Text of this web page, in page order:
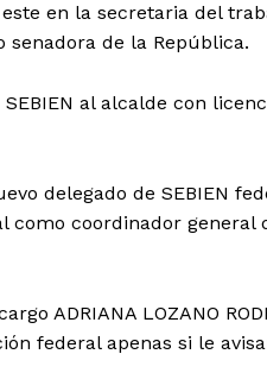
en la secretaria del
senadora de la República.
al alcalde con
delegado de SEBIEN
como coordinador general
ADRIANA LOZANO
federal apenas si le